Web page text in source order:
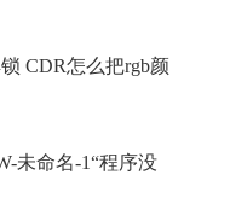
CDR怎么把rgb颜
未命名-1“程序没